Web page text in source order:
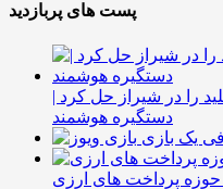
پست های پربازدید
را در شیراز حل کرد |
دستگیره هوشمند
یک بازی
حوزه پرداخت های ارزی